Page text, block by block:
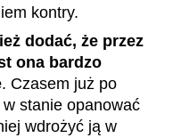
kontry.
dodać, że przez
ona bardzo
. Czasem już po
stanie opanować
wdrożyć ją w